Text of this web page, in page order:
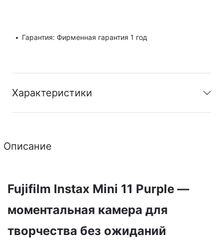
Гарантия: Фирменная гарантия 1 год
Характеристики
Описание
Fujifilm Instax Mini 11 Purple —
моментальная камера для
творчества без ожиданий